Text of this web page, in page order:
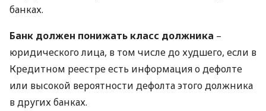
банках.
Банк должен понижать класс должника –
юридического лица, в том числе до худшего, если в
Кредитном реестре есть информация о дефолте
или высокой вероятности дефолта этого должника
в других банках.